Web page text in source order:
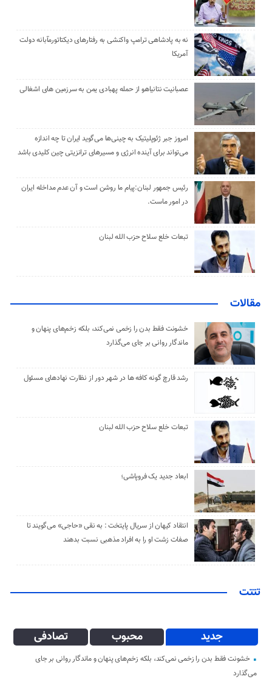
نه به پادشاهی ترامپ واکنشی به رفتارهای دیکتاتورمآبانه دولت
آمریکا
عصبانیت نتانیاهو از حمله پهبادی یمن به سرزمین های اشغالی
امروز جبر ژئوپلیتیک به چینی‌ها می‌گوید ایران تا چه اندازه
می‌تواند برای آینده انرژی و مسیرهای ترانزیتی چین کلیدی باشد
رئیس جمهور لبنان:پیام ما روشن است و آن عدم مداخله ایران
در امور ماست.
تبعات خلع سلاح حزب الله لبنان
مقالات
خشونت فقط بدن را زخمی نمی‌کند، بلکه زخم‌های پنهان و
ماندگار روانی بر جای می‌گذارد
رشد قارچ گونه کافه ها در شهر دور از نظارت نهادهای مسئول
تبعات خلع سلاح حزب الله لبنان
ابعاد جدید یک فروپاشی؛
انتقاد کیهان از سریال پایتخت : به نقی «حاجی» می‌گویند تا
صفات زشت او را به افراد مذهبی نسبت بدهند
تتتت
جدید محبوب تصادفی
خشونت فقط بدن را زخمی نمی‌کند، بلکه زخم‌های پنهان و ماندگار روانی بر جای
می‌گذارد